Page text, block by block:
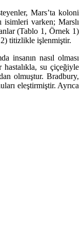
Mars’ta koloni
isimleri varken; Marslı
(Tablo 1, Örnek 1)
2) titizlikle işlenmiştir.
insanın nasıl olması
hastalıkla, su çiçeğiyle
olmuştur. Bradbury,
eleştirmiştir. Ayrıca